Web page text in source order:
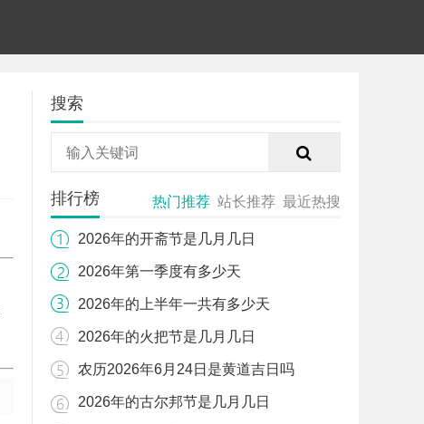
搜索
排行榜 热门推荐 站长推荐 最近热搜
2026年的开斋节是几月几日
2026年第一季度有多少天
2026年的上半年一共有多少天
2026年的火把节是几月几日
农历2026年6月24日是黄道吉日吗
2026年的古尔邦节是几月几日